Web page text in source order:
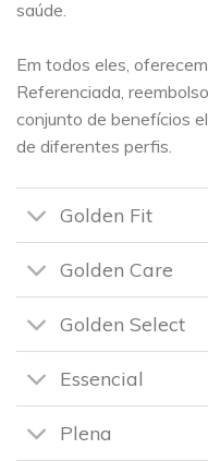
saúde.
Em todos eles,
Referenciada,
conjunto de benefícios
de diferentes perfis.
Golden Fit
Golden Care
Golden Select
Essencial
Plena